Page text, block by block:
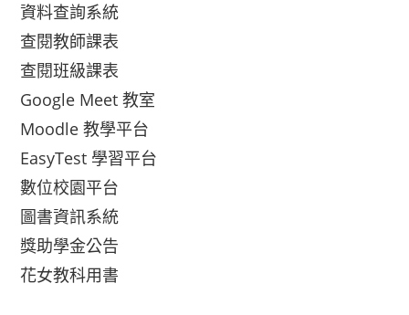
資料查詢系統
查閱教師課表
查閱班級課表
Google Meet 教室
Moodle 教學平台
EasyTest 學習平台
數位校園平台
圖書資訊系統
獎助學金公告
花女教科用書